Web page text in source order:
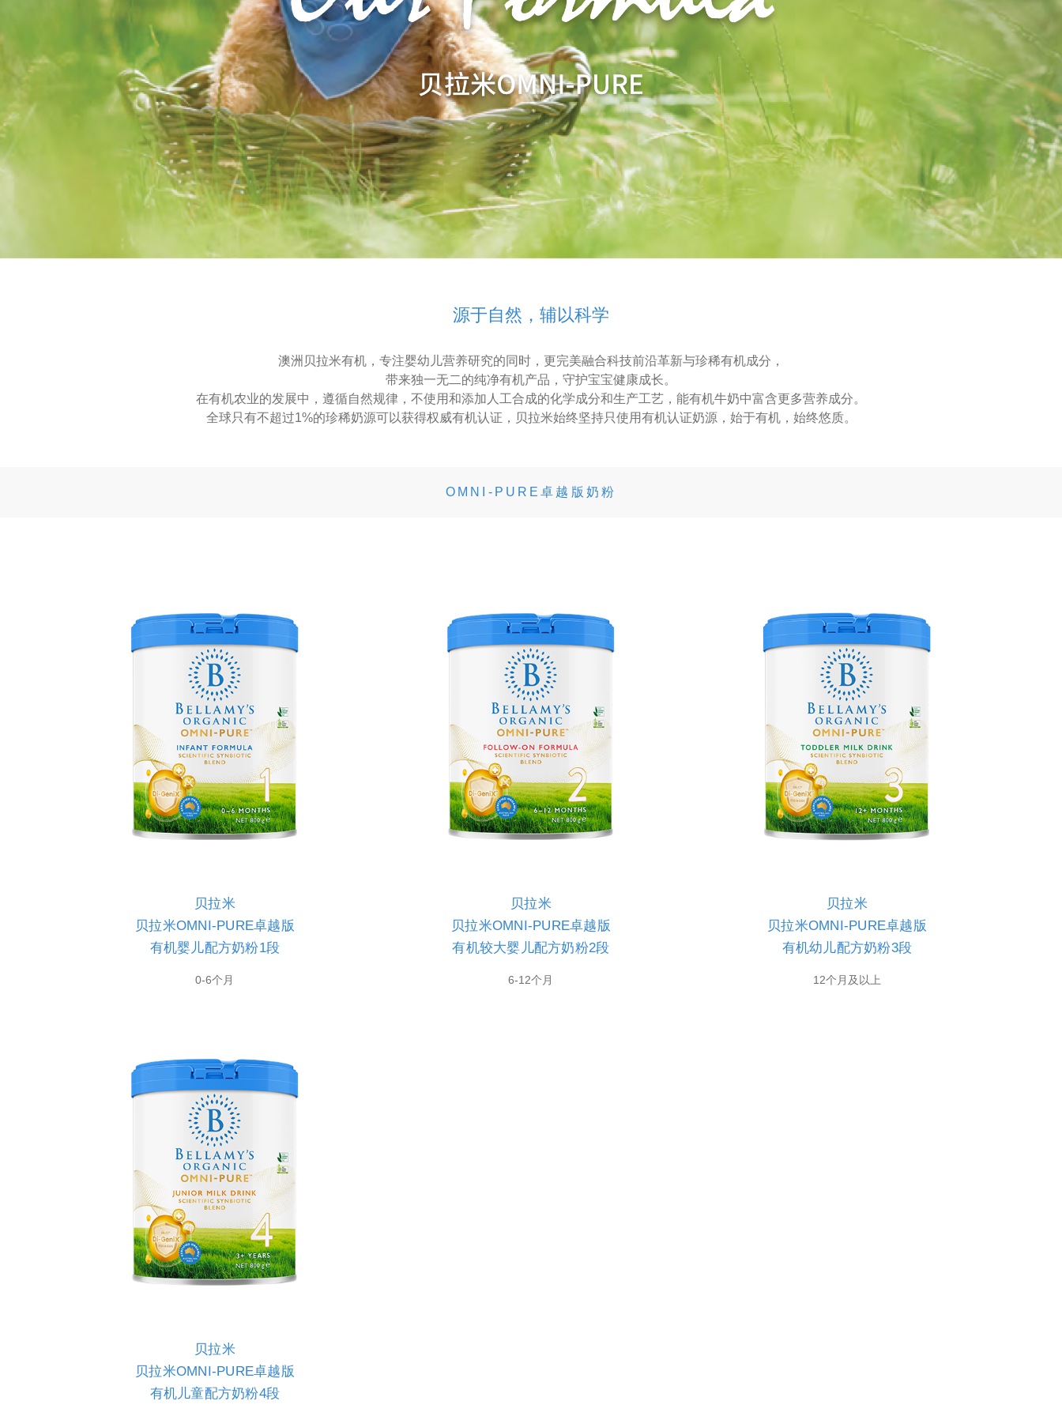
源于自然，辅以科学
澳洲贝拉米有机，专注婴幼儿营养研究的同时，更完美融合科技前沿革新与珍稀有机成分，
带来独一无二的纯净有机产品，守护宝宝健康成长。
在有机农业的发展中，遵循自然规律，不使用和添加人工合成的化学成分和生产工艺，能有机牛奶中富含更多营养成分。
全球只有不超过1%的珍稀奶源可以获得权威有机认证，贝拉米始终坚持只使用有机认证奶源，始于有机，始终悠质。
OMNI-PURE卓越版奶粉
贝拉米
贝拉米OMNI-PURE卓越版
有机婴儿配方奶粉1段
0-6个月
贝拉米
贝拉米OMNI-PURE卓越版
有机较大婴儿配方奶粉2段
6-12个月
贝拉米
贝拉米OMNI-PURE卓越版
有机幼儿配方奶粉3段
12个月及以上
贝拉米
贝拉米OMNI-PURE卓越版
有机儿童配方奶粉4段